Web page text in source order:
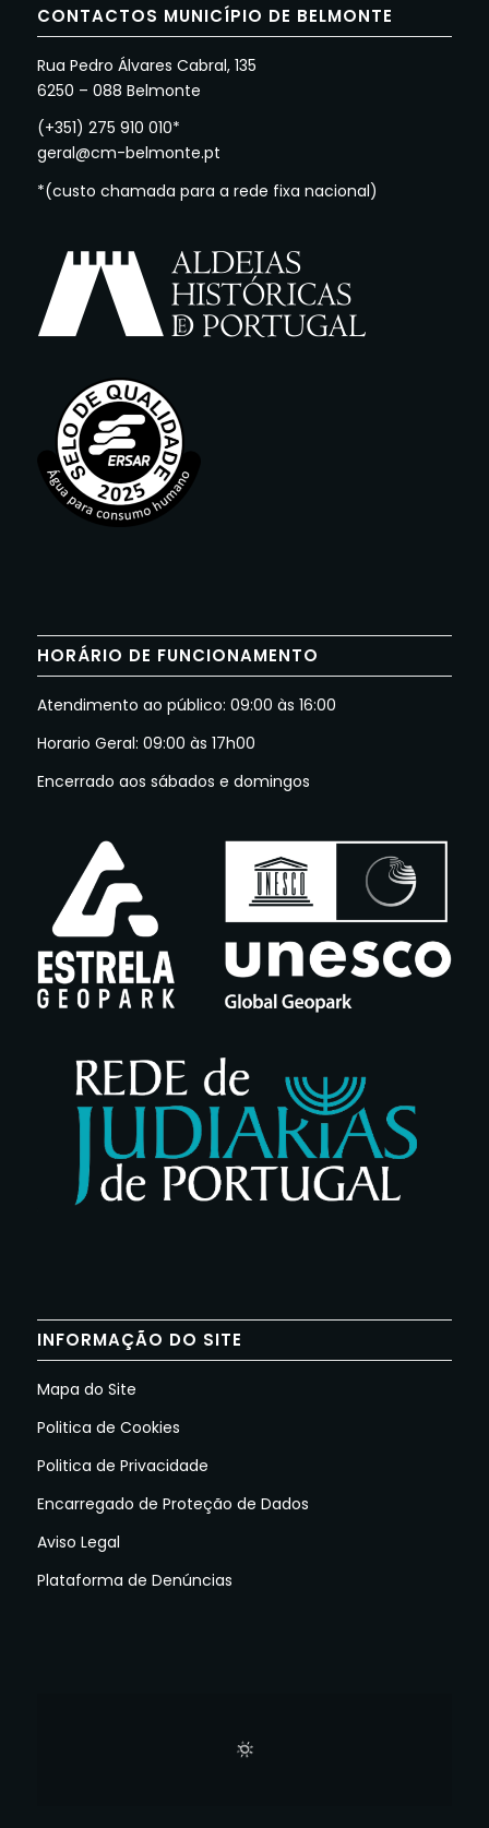
CONTACTOS MUNICÍPIO DE BELMONTE
Rua Pedro Álvares Cabral, 135
6250 – 088 Belmonte
(+351) 275 910 010*
geral@cm-belmonte.pt
*(custo chamada para a rede fixa nacional)
HORÁRIO DE FUNCIONAMENTO
Atendimento ao público: 09:00 às 16:00
Horario Geral: 09:00 às 17h00
Encerrado aos sábados e domingos
INFORMAÇÃO DO SITE
Mapa do Site
Politica de Cookies
Politica de Privacidade
Encarregado de Proteção de Dados
Aviso Legal
Plataforma de Denúncias